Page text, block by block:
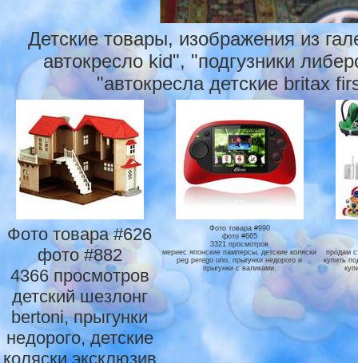
Детские товары, изображения из
автокресло kid", "подгузники
"автокресла детские britax
Фото товара #626
фото #882
4366 просмотров
детский шезлонг
bertoni, прыгунки
недорого, детские
коляски эксклюзив
Фото товара #990
фото #665
3321 просмотров
мериес японские памперсы, детские коляски
peg perego uno, прыгунки недорого и
прыгунки с валиками.
продам
купить